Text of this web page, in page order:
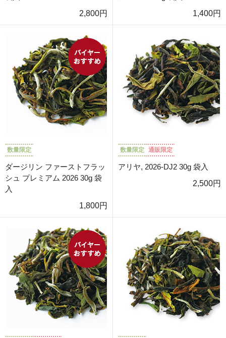
2,800円
1,400円
数量限定
ダージリン ファーストフラッ
シュ プレミアム 2026 30g 袋
入
1,800円
数量限定 通販限定
アリヤ, 2026-DJ2 30g 袋入
2,500円